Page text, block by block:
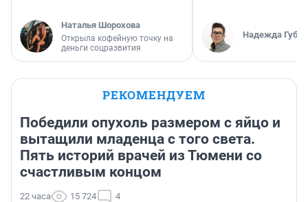
Наталья Шорохова
Открыла кофейную точку на
деньги соцразвития
Надежда
РЕКОМЕНДУЕМ
Победили опухоль размером с яйцо и
вытащили младенца с того света.
Пять историй врачей из Тюмени со
счастливым концом
22 часа 15 724 4